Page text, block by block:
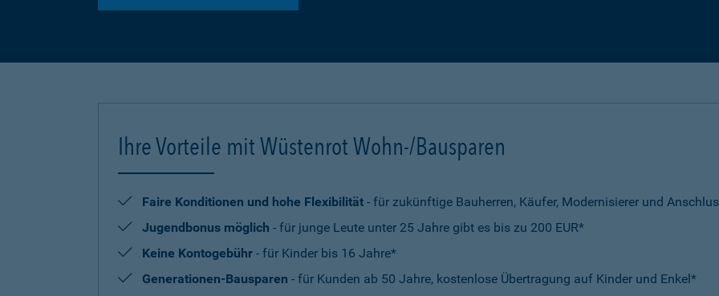
Ihre Vorteile mit Wüstenrot Wohn-/Bausparen
Faire Konditionen und hohe Flexibilität - für zukünftige Bauherren, Käufer, Modernisierer und
Jugendbonus möglich - für junge Leute unter 25 Jahre gibt es bis zu 200 EUR*
Keine Kontogebühr - für Kinder bis 16 Jahre*
Generationen-Bausparen - für Kunden ab 50 Jahre, kostenlose Übertragung auf Kinder und Enkel*